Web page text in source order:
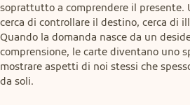
soprattutto a comprendere il presente.
cerca di controllare il destino, cerca di
Quando la domanda nasce da un
comprensione, le carte diventano uno
mostrare aspetti di noi stessi che
da soli.